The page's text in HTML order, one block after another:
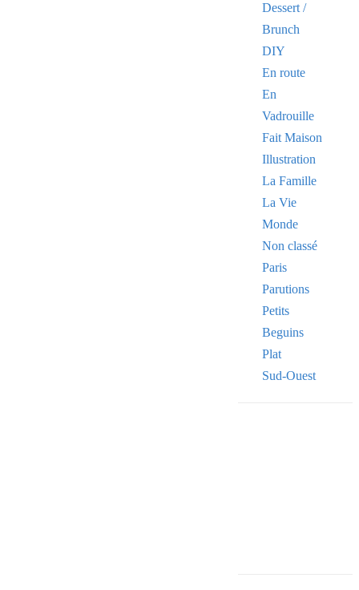
Dessert /
Brunch
DIY
En route
En
Vadrouille
Fait Maison
Illustration
La Famille
La Vie
Monde
Non classé
Paris
Parutions
Petits
Beguins
Plat
Sud-Ouest